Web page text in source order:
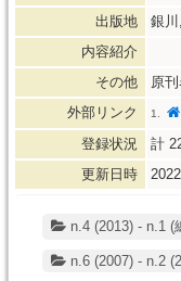
出版地
銀
内容紹介
その他
原
外部リンク
1.
登録状況 計
更新日時
n.4 (2013) - n.1 (
n.6 (2007) - n.2